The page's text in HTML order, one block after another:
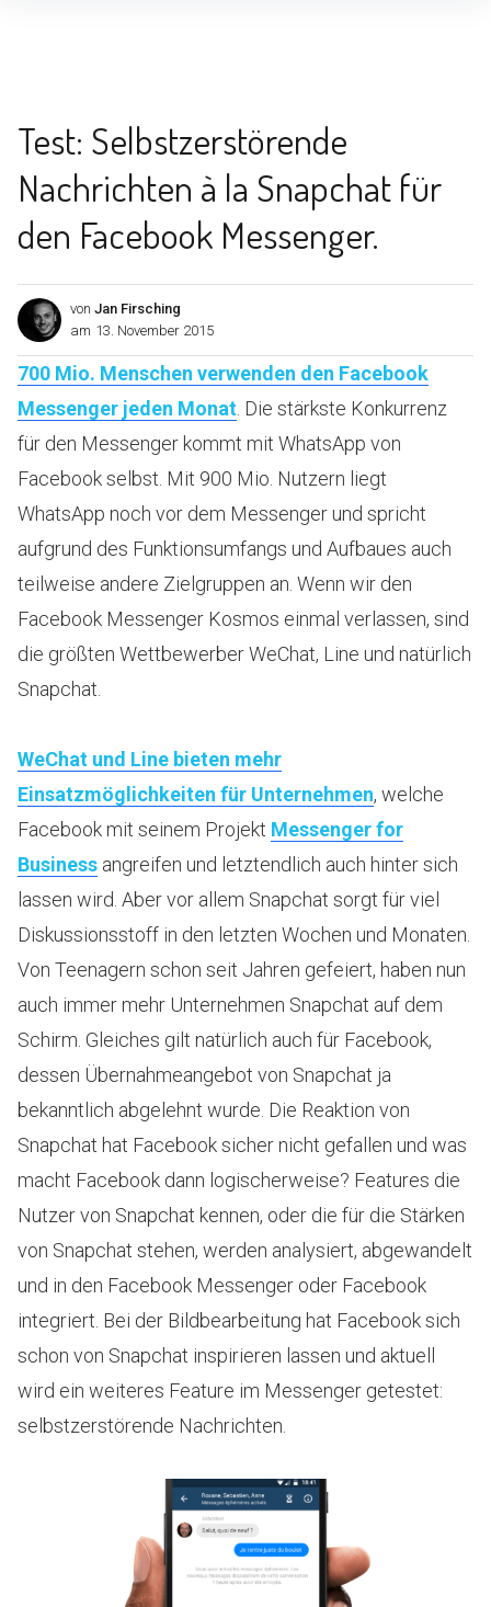
Test: Selbstzerstörende
Nachrichten à la Snapchat für
den Facebook Messenger.
von Jan Firsching
am 13. November 2015
700 Mio. Menschen verwenden den Facebook
Messenger jeden Monat . Die stärkste Konkurrenz
für den Messenger kommt mit WhatsApp von
Facebook selbst. Mit 900 Mio. Nutzern liegt
WhatsApp noch vor dem Messenger und spricht
aufgrund des Funktionsumfangs und Aufbaues auch
teilweise andere Zielgruppen an. Wenn wir den
Facebook Messenger Kosmos einmal verlassen, sind
die größten Wettbewerber WeChat, Line und natürlich
Snapchat.
WeChat und Line bieten mehr
Einsatzmöglichkeiten für Unternehmen, welche
Facebook mit seinem Projekt Messenger for
Business angreifen und letztendlich auch hinter sich
lassen wird. Aber vor allem Snapchat sorgt für viel
Diskussionsstoff in den letzten Wochen und Monaten.
Von Teenagern schon seit Jahren gefeiert, haben nun
auch immer mehr Unternehmen Snapchat auf dem
Schirm. Gleiches gilt natürlich auch für Facebook,
dessen Übernahmeangebot von Snapchat ja
bekanntlich abgelehnt wurde. Die Reaktion von
Snapchat hat Facebook sicher nicht gefallen und was
macht Facebook dann logischerweise? Features die
Nutzer von Snapchat kennen, oder die für die Stärken
von Snapchat stehen, werden analysiert, abgewandelt
und in den Facebook Messenger oder Facebook
integriert. Bei der Bildbearbeitung hat Facebook sich
schon von Snapchat inspirieren lassen und aktuell
wird ein weiteres Feature im Messenger getestet:
selbstzerstörende Nachrichten.